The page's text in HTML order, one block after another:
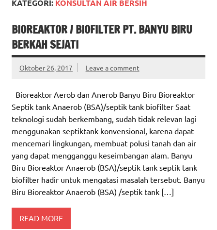
KATEGORI: KONSULTAN AIR BERSIH
BIOREAKTOR / BIOFILTER PT. BANYU BIRU
BERKAH SEJATI
Oktober 26, 2017 Leave a comment
Bioreaktor Aerob dan Anerob Banyu Biru Bioreaktor
Septik tank Anaerob (BSA)/septik tank biofilter Saat
teknologi sudah berkembang, sudah tidak relevan lagi
menggunakan septiktank konvensional, karena dapat
mencemari lingkungan, membuat polusi tanah dan air
yang dapat mengganggu keseimbangan alam. Banyu
Biru Bioreaktor Anaerob (BSA)/septik tank septik tank
biofilter hadir untuk mengatasi masalah tersebut. Banyu
Biru Bioreaktor Anaerob (BSA) /septik tank […]
READ MORE